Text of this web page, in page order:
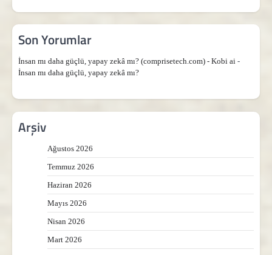
Son Yorumlar
İnsan mı daha güçlü, yapay zekâ mı? (comprisetech.com) - Kobi ai -
İnsan mı daha güçlü, yapay zekâ mı?
Arşiv
Ağustos 2026
Temmuz 2026
Haziran 2026
Mayıs 2026
Nisan 2026
Mart 2026